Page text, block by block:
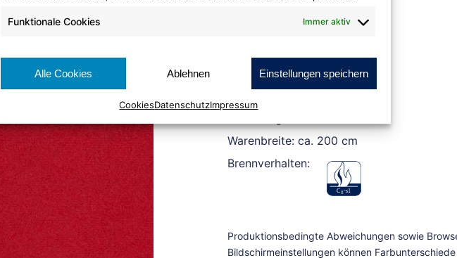
Funktionale Cookies Immer aktiv
Alle Cookies Ablehnen Einstellungen speichern
CookiesDatenschutzImpressum
320 rot
Warenbreite: ca. 200 cm
Brennverhalten: